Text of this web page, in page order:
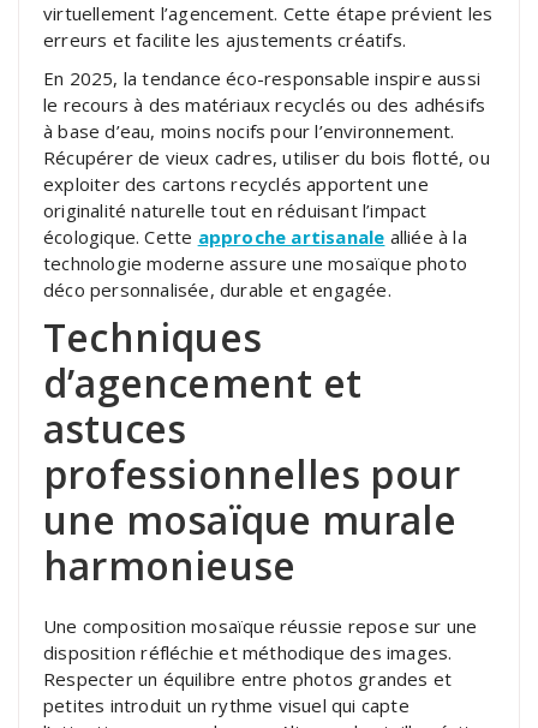
virtuellement l’agencement. Cette étape prévient les
erreurs et facilite les ajustements créatifs.
En 2025, la tendance éco-responsable inspire aussi
le recours à des matériaux recyclés ou des adhésifs
à base d’eau, moins nocifs pour l’environnement.
Récupérer de vieux cadres, utiliser du bois flotté, ou
exploiter des cartons recyclés apportent une
originalité naturelle tout en réduisant l’impact
écologique. Cette approche artisanale alliée à la
technologie moderne assure une mosaïque photo
déco personnalisée, durable et engagée.
Techniques
d’agencement et
astuces
professionnelles pour
une mosaïque murale
harmonieuse
Une composition mosaïque réussie repose sur une
disposition réfléchie et méthodique des images.
Respecter un équilibre entre photos grandes et
petites introduit un rythme visuel qui capte